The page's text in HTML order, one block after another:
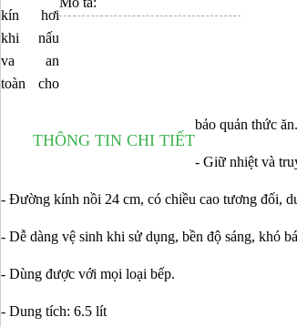
THÔNG TIN CHI TIẾT
kín hơi
khi nấu
va an
toàn cho
bảo quản thức ăn.
- Giữ nhiệt và
- Đường kính nồi 24 cm, có chiều cao tương đối,
- Dễ dàng vệ sinh khi sử dụng, bền độ sáng, khó
- Dùng được với mọi loại bếp.
- Dung tích: 6.5 lít